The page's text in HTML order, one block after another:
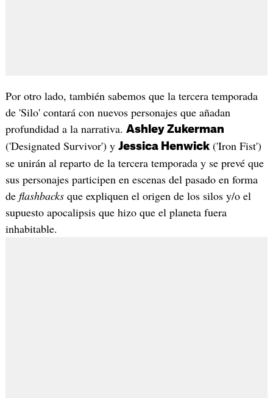
Por otro lado, también sabemos que la tercera temporada
de 'Silo' contará con nuevos personajes que añadan
profundidad a la narrativa. Ashley Zukerman
('Designated Survivor') y Jessica Henwick('Iron Fist')
se unirán al reparto de la tercera temporada y se prevé que
sus personajes participen en escenas del pasado en forma
de flashbacksque expliquen el origen de los silos y/o el
supuesto apocalipsis que hizo que el planeta fuera
inhabitable.